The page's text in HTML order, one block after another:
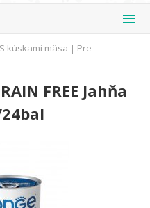
S kúskami mäsa | Pre
FREE Jahňa